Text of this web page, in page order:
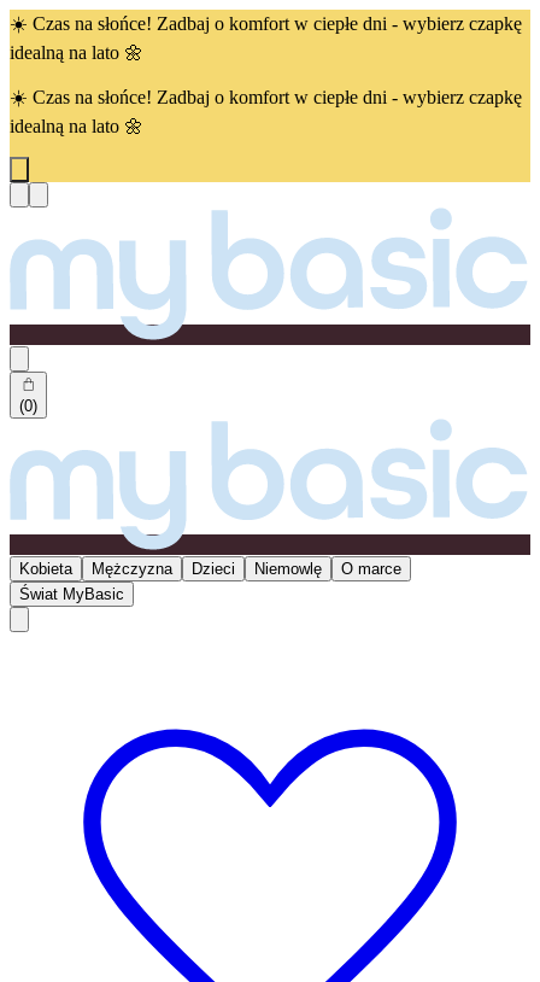
☀️ Czas na słońce! Zadbaj o komfort w ciepłe dni - wybierz czapkę
idealną na lato 🌼
☀️ Czas na słońce! Zadbaj o komfort w ciepłe dni - wybierz czapkę
idealną na lato 🌼
(0)
Kobieta Mężczyzna Dzieci Niemowlę
O marce
Świat MyBasic